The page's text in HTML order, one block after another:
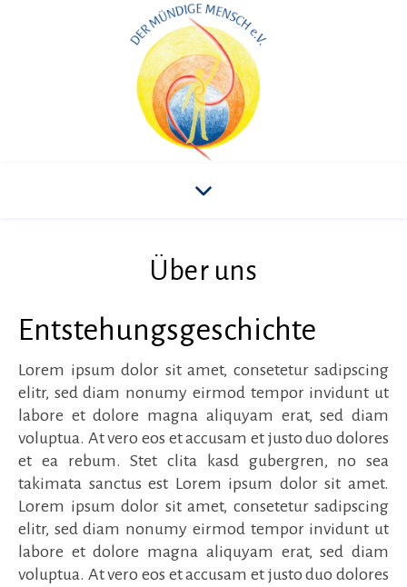
Über uns
Entstehungsgeschichte
Lorem ipsum dolor sit amet, consetetur sadipscing
elitr, sed diam nonumy eirmod tempor invidunt ut
labore et dolore magna aliquyam erat, sed diam
voluptua. At vero eos et accusam et justo duo dolores
et ea rebum. Stet clita kasd gubergren, no sea
takimata sanctus est Lorem ipsum dolor sit amet.
Lorem ipsum dolor sit amet, consetetur sadipscing
elitr, sed diam nonumy eirmod tempor invidunt ut
labore et dolore magna aliquyam erat, sed diam
voluptua. At vero eos et accusam et justo duo dolores